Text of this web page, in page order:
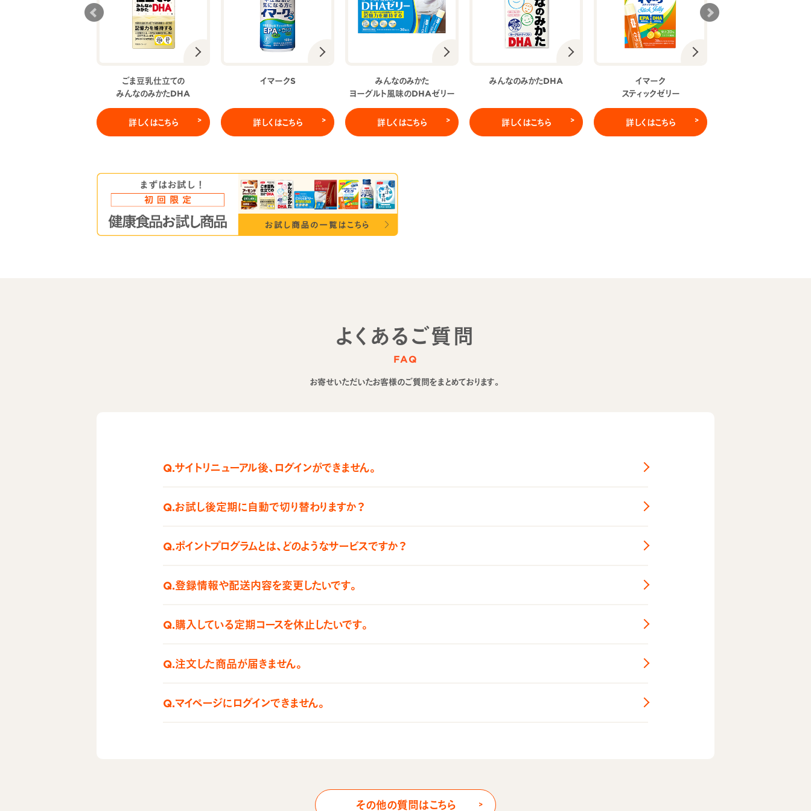
ごま豆乳仕立ての
みんなのみかたDHA
詳しくはこちら
イマークS
詳しくはこちら
みんなのみかた
ヨーグルト風味のDHAゼリー
詳しくはこちら
みんなのみかたDHA
詳しくはこちら
イマーク
スティックゼリー
詳しくはこちら
よくあるご質問
FAQ
お寄せいただいたお客様のご質問をまとめております。
Q.サイトリニューアル後、ログインができません。
Q.お試し後定期に自動で切り替わりますか？
Q.ポイントプログラムとは、どのようなサービスですか？
Q.登録情報や配送内容を変更したいです。
Q.購入している定期コースを休止したいです。
Q.注文した商品が届きません。
Q.マイページにログインできません。
その他の質問はこちら